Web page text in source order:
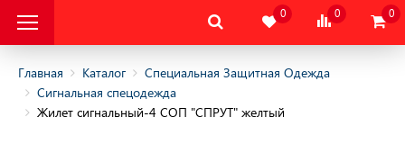
Защитная
0 0 0
Главная Каталог
Специальная Защитная Одежда
Сигнальная спецодежда
Жилет сигнальный-4 СОП "СПРУТ" желтый